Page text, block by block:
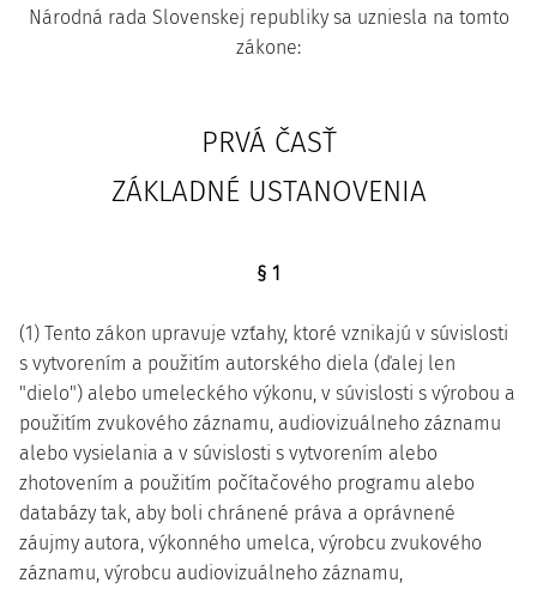
Národná rada Slovenskej republiky sa uzniesla na tomto
zákone:
PRVÁ ČASŤ
ZÁKLADNÉ USTANOVENIA
§ 1
(1) Tento zákon upravuje vzťahy, ktoré vznikajú v súvislosti
s vytvorením a použitím autorského diela (ďalej len
"dielo") alebo umeleckého výkonu, v súvislosti s výrobou a
použitím zvukového záznamu, audiovizuálneho záznamu
alebo vysielania a v súvislosti s vytvorením alebo
zhotovením a použitím počítačového programu alebo
databázy tak, aby boli chránené práva a oprávnené
záujmy autora, výkonného umelca, výrobcu zvukového
záznamu, výrobcu audiovizuálneho záznamu,